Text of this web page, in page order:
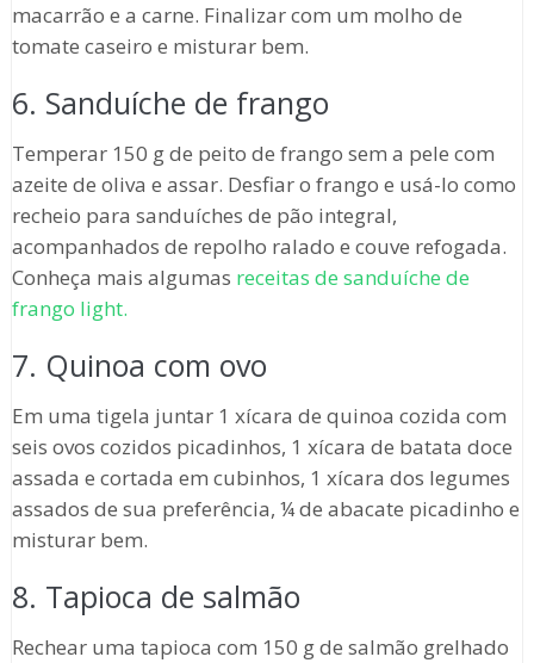
macarrão e a carne. Finalizar com um molho de
tomate caseiro e misturar bem.
6. Sanduíche de frango
Temperar 150 g de peito de frango sem a pele com
azeite de oliva e assar. Desfiar o frango e usá-lo como
recheio para sanduíches de pão integral,
acompanhados de repolho ralado e couve refogada.
Conheça mais algumas receitas de sanduíche de
frango light.
7. Quinoa com ovo
Em uma tigela juntar 1 xícara de quinoa cozida com
seis ovos cozidos picadinhos, 1 xícara de batata doce
assada e cortada em cubinhos, 1 xícara dos legumes
assados de sua preferência, ¼ de abacate picadinho e
misturar bem.
8. Tapioca de salmão
Rechear uma tapioca com 150 g de salmão grelhado